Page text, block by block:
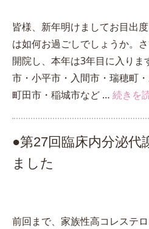
皆様、新年明けましてお目出
は如何お過ごしでしょうか。
開院し、本年は3年目に入りま
市・小平市・入間市・瑞穂町
町田市・稲城市など … 続きを
●第27回臨床内分泌代
ました
前回まで、家族性高コレステ